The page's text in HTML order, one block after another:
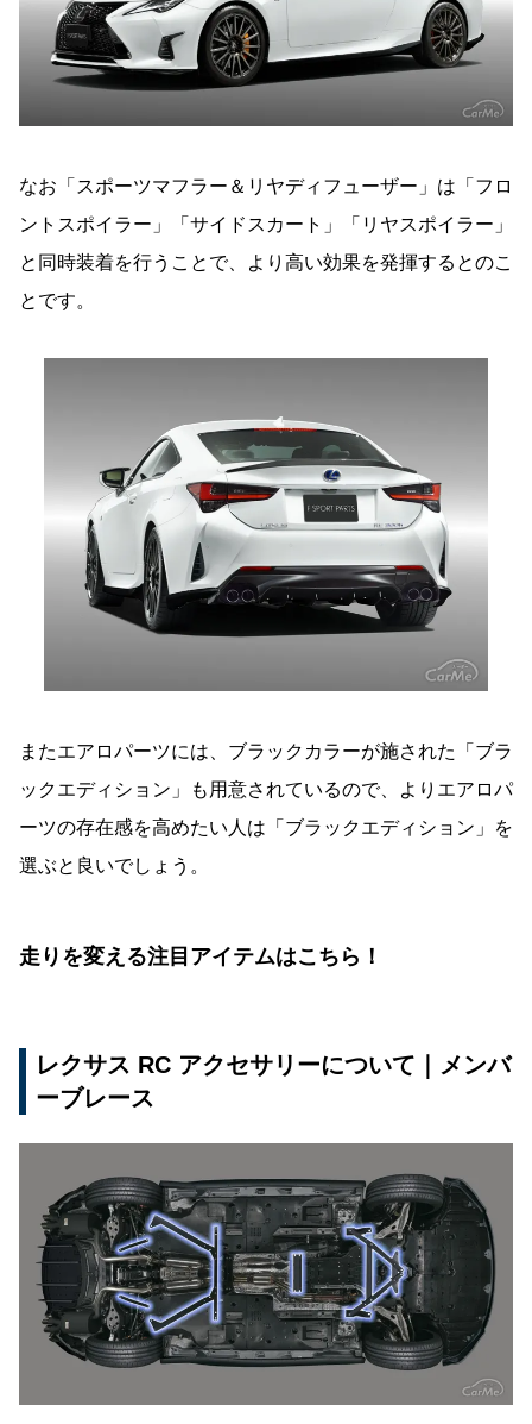
なお「スポーツマフラー＆リヤディフューザー」は「フロ
ントスポイラー」「サイドスカート」「リヤスポイラー」
と同時装着を行うことで、より高い効果を発揮するとのこ
とです。
またエアロパーツには、ブラックカラーが施された「ブラ
ックエディション」も用意されているので、よりエアロパ
ーツの存在感を高めたい人は「ブラックエディション」を
選ぶと良いでしょう。
走りを変える注目アイテムはこちら！
レクサス RC アクセサリーについて｜メンバ
ーブレース